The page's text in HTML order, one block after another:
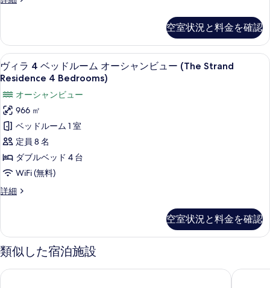
を
示
す
る
べ
て
の
写
真
を
表
示
す
ー
Residence)
の
詳
細
ー
の
す
べ
て
の
写
真
を
表
示
す
ベ
ッ
ド
ル
ム
の
詳
細
空室状況と料金を確認
ヴ
ィ
ラ
4
ベ
ッ
ド
ル
ム
ー
シ
ャ
ン
11
ヴィラ 4 ベッドルーム オーシャンビュー (The Strand
Residence 4 Bedrooms)
オーシャンビュー
966 ㎡
ベッドルーム 1 室
定員 8 名
ダブルベッド 4 台
WiFi (無料)
詳細
ヴ
ベ
ッ
ド
ー
空室状況と料金を確認
類似した宿泊施設
ザ アプルバァ ケンピンスキー バリ ザ リッ